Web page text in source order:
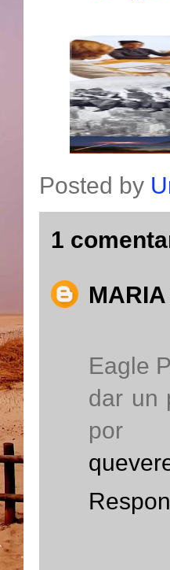
Posted by
1
MARIA
Eagle
dar un
por